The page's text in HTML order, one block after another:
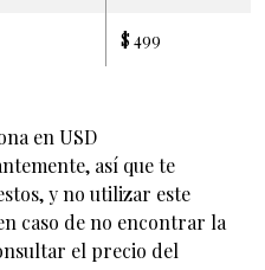
$ 499
en USD
así que te
y no utilizar este
caso de no encontrar la
el precio del